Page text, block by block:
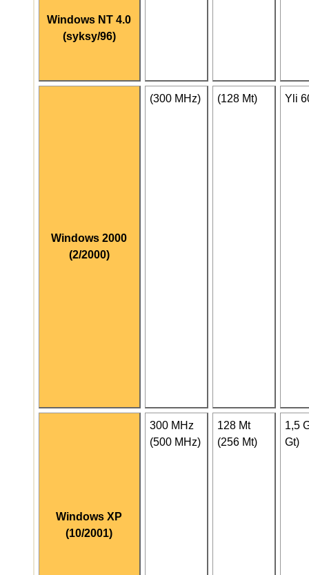
Windows NT 4.0
(syksy/96)
Windows 2000
(2/2000)
(300 MHz) (128 Mt) Yli
Windows XP
(10/2001)
300 MHz
(500 MHz)
128 Mt
(256 Mt)
1,5
Gt)